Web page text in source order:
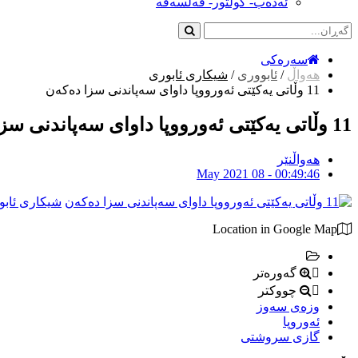
سەرەکی
هەواڵ / ئابووری / شیکاری ئابوری
11 وڵاتی یەکێتی ئەورووپا داوای سەپاندنی سزا دەکەن
11 وڵاتی یەکێتی ئەورووپا داوای سەپاندنی سزا دەکەن
هەواڵنێر
May 2021 08 - 00:49:46
شیکاری
Location in Google Map
گەورەتر
چووکتر
وزەی سەوز
ئەوروپا
گازی سروشتی